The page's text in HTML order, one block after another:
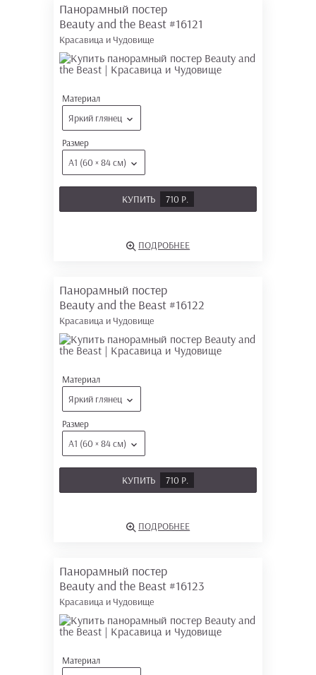
Панорамный постер
Beauty and the Beast #16121
Красавица и Чудовище
Материал
Яркий глянец
Размер
А1 (60 × 84 см)
КУПИТЬ 710 Р.
ПОДРОБНЕЕ
Панорамный постер
Beauty and the Beast #16122
Красавица и Чудовище
Материал
Яркий глянец
Размер
А1 (60 × 84 см)
КУПИТЬ 710 Р.
ПОДРОБНЕЕ
Панорамный постер
Beauty and the Beast #16123
Красавица и Чудовище
Материал